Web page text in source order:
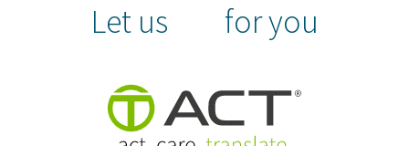
Let us for you